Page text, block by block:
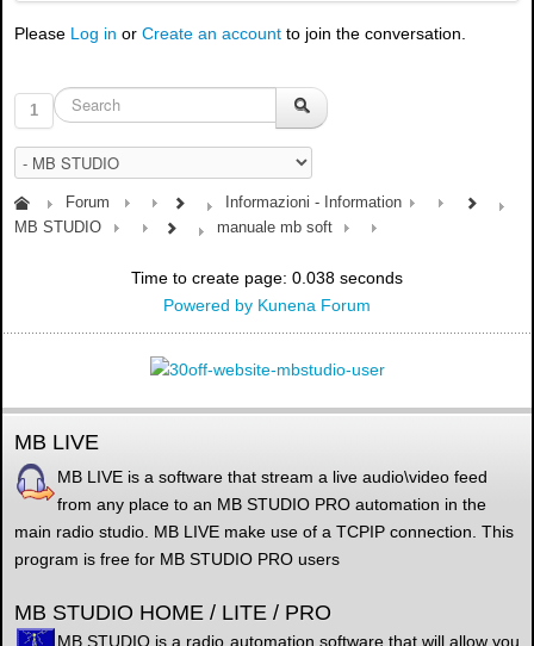
Please Log in or Create an account to join the conversation.
1
Forum
Informazioni - Information
MB STUDIO
manuale mb soft
Time to create page: 0.038 seconds
Powered by Kunena Forum
MB LIVE
MB LIVE is a software that stream a live audio\video feed
from any place to an MB STUDIO PRO automation in the
main radio studio. MB LIVE make use of a TCPIP connection. This
program is free for MB STUDIO PRO users
MB STUDIO HOME / LITE / PRO
MB STUDIO is a radio automation software that will allow you